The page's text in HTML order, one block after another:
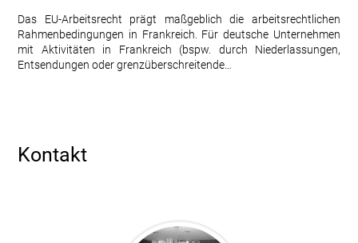
Das EU-Arbeitsrecht prägt maßgeblich die arbeitsrechtlichen
Rahmenbedingungen in Frankreich. Für deutsche Unternehmen
mit Aktivitäten in Frankreich (bspw. durch Niederlassungen,
Entsendungen oder grenzüberschreitende…
Kontakt